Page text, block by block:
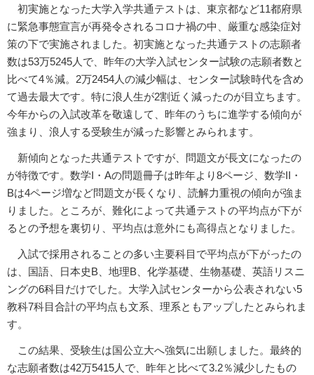
初実施となった大学入学共通テストは、東京都など11都府県
に緊急事態宣言が再発令されるコロナ禍の中、厳重な感染症対
策の下で実施されました。初実施となった共通テストの志願者
数は53万5245人で、昨年の大学入試センター試験の志願者数と
比べて4％減。2万2454人の減少幅は、センター試験時代を含め
て過去最大です。特に浪人生が2割近く減ったのが目立ちます。
今年からの入試改革を敬遠して、昨年のうちに進学する傾向が
強まり、浪人する受験生が減った影響とみられます。
新傾向となった共通テストですが、問題文が長文になったの
が特徴です。数学I・Aの問題冊子は昨年より8ページ、数学II・
Bは4ページ増など問題文が長くなり、読解力重視の傾向が強ま
りました。ところが、難化によって共通テストの平均点が下が
るとの予想を裏切り、平均点は意外にも高得点となりました。
入試で採用されることの多い主要科目で平均点が下がったの
は、国語、日本史B、地理B、化学基礎、生物基礎、英語リスニ
ングの6科目だけでした。大学入試センターから公表されない5
教科7科目合計の平均点も文系、理系ともアップしたとみられま
す。
この結果、受験生は国公立大へ強気に出願しました。最終的
な志願者数は42万5415人で、昨年と比べて3.2％減少したもの